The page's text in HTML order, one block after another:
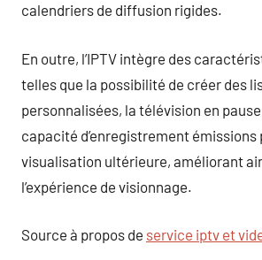
calendriers de diffusion rigides.
En outre, l’IPTV intègre des
telles que la possibilité de créer des
personnalisées, la télévision en
capacité d’enregistrement émissions
visualisation ultérieure, améliorant
l’expérience de visionnage.
Source à propos de service iptv et